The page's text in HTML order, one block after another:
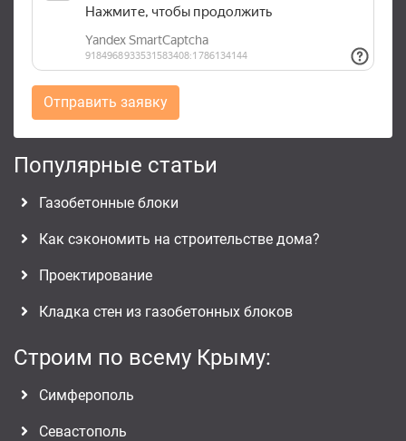
Отправить заявку
Популярные статьи
Газобетонные блоки
Как сэкономить на строительстве дома?
Проектирование
Кладка стен из газобетонных блоков
Строим по всему Крыму:
Симферополь
Севастополь